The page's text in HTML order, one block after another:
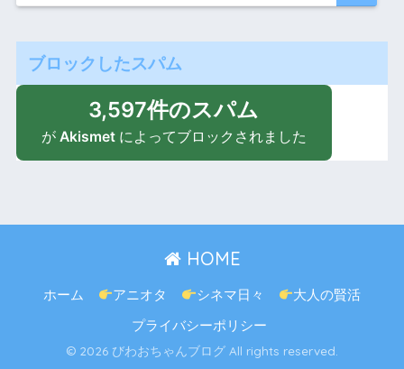
ブロックしたスパム
3,597件のスパム
が Akismetによってブロックされました
HOME
ホーム アニオタ シネマ日々 大人の賢活
プライバシーポリシー
© 2026 びわおちゃんブログ All rights reserved.